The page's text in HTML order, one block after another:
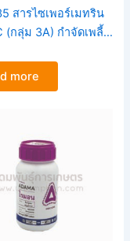
สารไซเพอร์เมทริน
(กลุ่ม 3A) กำจัดเพลี้ย
ซีซี 500ซีซี 1ลิตร
more